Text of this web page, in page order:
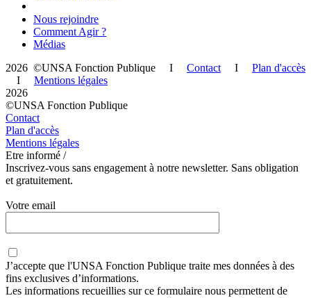
Nous rejoindre
Comment Agir ?
Médias
2026 ©UNSA Fonction Publique I Contact I Plan d'accès
I Mentions légales
2026
©UNSA Fonction Publique
Contact
Plan d'accès
Mentions légales
Etre informé /
Inscrivez-vous sans engagement à notre newsletter. Sans obligation
et gratuitement.
Votre email
J’accepte que l'UNSA Fonction Publique traite mes données à des
fins exclusives d’informations.
Les informations recueillies sur ce formulaire nous permettent de